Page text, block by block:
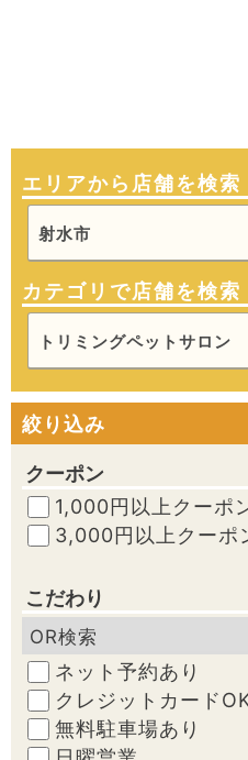
エリアから店舗を検索
射水市
カテゴリで店舗を検索
トリミングペットサロン
絞り込み
クーポン
1,000円以上クーポ
3,000円以上クーポ
こだわり
ネット予約あり
クレジットカード
無料駐車場あり